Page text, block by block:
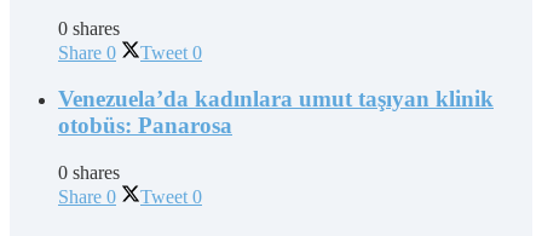
0 shares
Share 0 Tweet 0
Venezuela’da kadınlara umut taşıyan klinik
otobüs: Panarosa
0 shares
Share 0 Tweet 0